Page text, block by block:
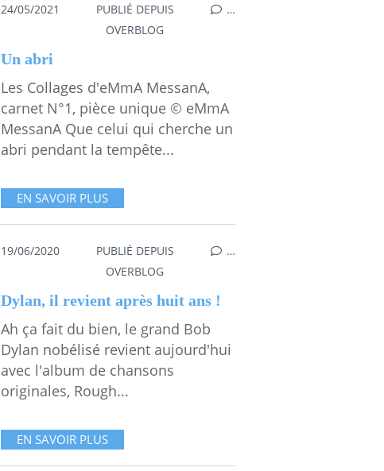
24/05/2021
PUBLIÉ DEPUIS
OVERBLOG
…
Un abri
Les Collages d'eMmA MessanA,
carnet N°1, pièce unique © eMmA
MessanA Que celui qui cherche un
abri pendant la tempête...
EN SAVOIR PLUS
,EMMA S'EXPOSE À VOS REGARDS MEMOIRE
19/06/2020
PUBLIÉ DEPUIS
OVERBLOG
…
Dylan, il revient après huit ans !
Ah ça fait du bien, le grand Bob
Dylan nobélisé revient aujourd'hui
avec l'album de chansons
originales, Rough...
EN SAVOIR PLUS